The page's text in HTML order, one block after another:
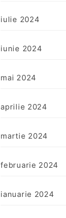
iulie 2024
iunie 2024
mai 2024
aprilie 2024
martie 2024
februarie 2024
ianuarie 2024